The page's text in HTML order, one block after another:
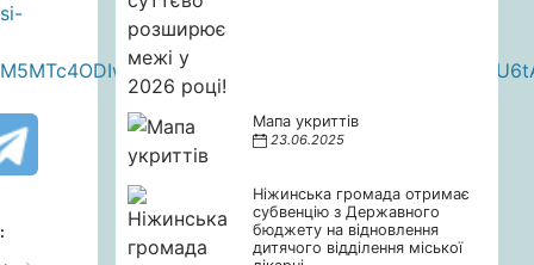
Мапа укриттів
23.06.2025
Ніжинська громада отримає
субвенцію з Державного
бюджету на відновлення
дитячого відділення міської